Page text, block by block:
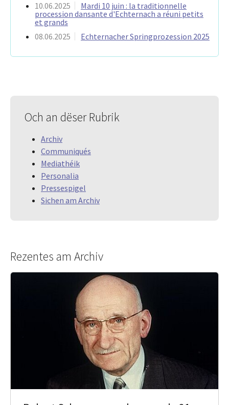
10.06.2025
Mardi 10 juin : la traditionnelle
procession dansante d'Echternach a réuni petits
et grands
08.06.2025
Echternacher Springprozession 2025
Och an dëser Rubrik
Archiv
Communiqués
Mediathéik
Personalia
Pressespigel
Sichen am Archiv
Rezentes am Archiv